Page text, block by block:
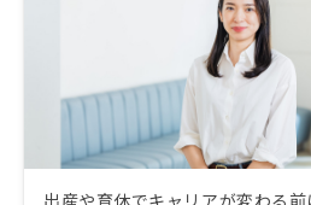
出産や育休でキャリアが変わる